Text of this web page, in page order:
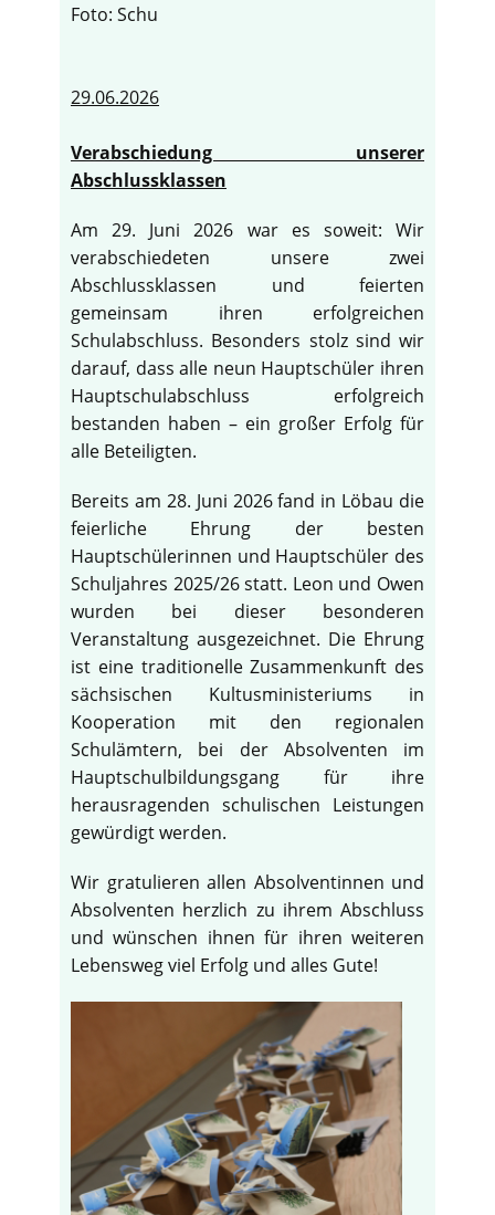
Foto: Schu
29.06.2026
Verabschiedung unserer
Abschlussklassen
Am 29. Juni 2026 war es soweit: Wir
verabschiedeten unsere zwei
Abschlussklassen und feierten
gemeinsam ihren erfolgreichen
Schulabschluss. Besonders stolz sind wir
darauf, dass alle neun Hauptschüler ihren
Hauptschulabschluss erfolgreich
bestanden haben – ein großer Erfolg für
alle Beteiligten.
Bereits am 28. Juni 2026 fand in Löbau die
feierliche Ehrung der besten
Hauptschülerinnen und Hauptschüler des
Schuljahres 2025/26 statt. Leon und Owen
wurden bei dieser besonderen
Veranstaltung ausgezeichnet. Die Ehrung
ist eine traditionelle Zusammenkunft des
sächsischen Kultusministeriums in
Kooperation mit den regionalen
Schulämtern, bei der Absolventen im
Hauptschulbildungsgang für ihre
herausragenden schulischen Leistungen
gewürdigt werden.
Wir gratulieren allen Absolventinnen und
Absolventen herzlich zu ihrem Abschluss
und wünschen ihnen für ihren weiteren
Lebensweg viel Erfolg und alles Gute!